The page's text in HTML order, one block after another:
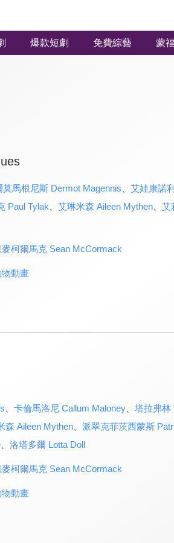
爆款短劇 免費綜藝 蒙
莫馬根尼斯 Dermot Magennis 艾娃康諾
Paul Tylak 艾琳米森 Aileen Mythen、 艾
柯爾馬克 Sean McCormack
物動畫
卡倫馬洛尼 Callum Maloney、 塔拉弗林
森 Aileen Mythen、 派翠克菲茨西蒙斯
、 洛塔多爾 Lotta Doll
柯爾馬克 Sean McCormack
物動畫